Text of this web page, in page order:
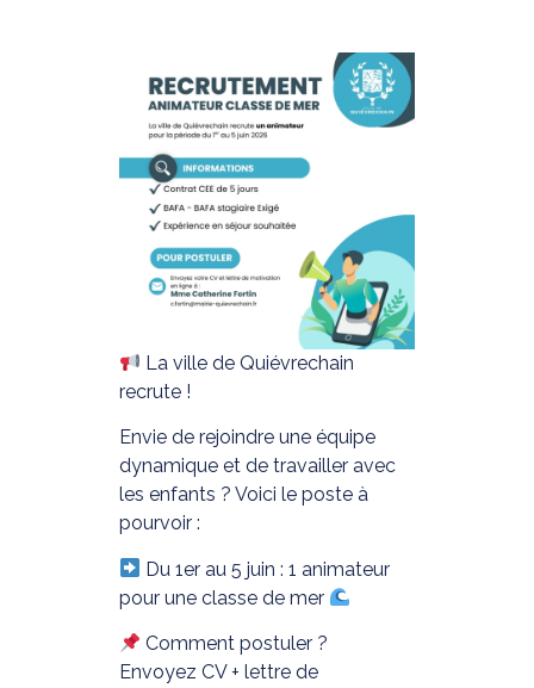
La ville de Quiévrechain
recrute !
Envie de rejoindre une équipe
dynamique et de travailler avec
les enfants ? Voici le poste à
pourvoir :
Du 1er au 5 juin : 1 animateur
pour une classe de mer
Comment postuler ?
Envoyez CV + lettre de